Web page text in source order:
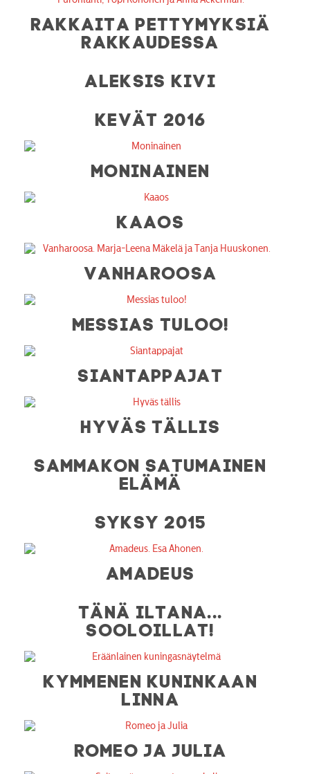
RAKKAITA PETTYMYKSIÄ
RAKKAUDESSA
ALEKSIS KIVI
KEVÄT 2016
MONINAINEN
KAAOS
VANHAROOSA
MESSIAS TULOO!
SIANTAPPAJAT
HYVÄS TÄLLIS
SAMMAKON SATUMAINEN
ELÄMÄ
SYKSY 2015
AMADEUS
TÄNÄ ILTANA...
SOOLOILLAT!
KYMMENEN KUNINKAAN
LINNA
ROMEO JA JULIA